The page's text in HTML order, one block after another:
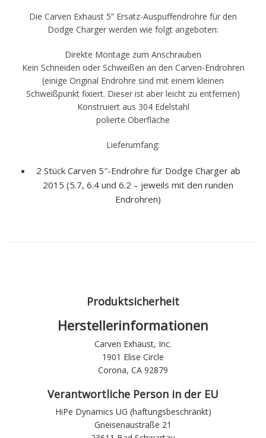
Die Carven Exhaust 5” Ersatz-Auspuffendrohre für den
Dodge Charger werden wie folgt angeboten:
Direkte Montage zum Anschrauben
Kein Schneiden oder Schweißen an den Carven-Endrohren
(einige Original Endrohre sind mit einem kleinen
Schweißpunkt fixiert. Dieser ist aber leicht zu entfernen)
Konstruiert aus 304 Edelstahl
polierte Oberfläche
Lieferumfang:
2 Stück Carven 5″-Endrohre für Dodge Charger ab
2015 (5.7, 6.4 und 6.2 – jeweils mit den runden
Endrohren)
Produktsicherheit
Herstellerinformationen
Carven Exhaust, Inc.
1901 Elise Circle
Corona, CA 92879
Verantwortliche Person in der EU
HiPe Dynamics UG (haftungsbeschränkt)
Gneisenaustraße 21